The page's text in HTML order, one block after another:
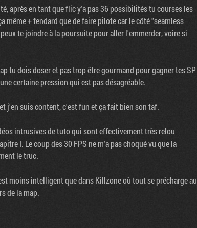
après en tant que flic y'a pas 36 possibilités tu courses les
+ fendard que de faire pilote car le côté "seamless
te joindre à la poursuite pour aller l'emmerder, voire si
tu dois doser et pas trop être gourmand pour gagner tes SP
certaine pression qui est pas désagréable.
j'en suis content, c'est fun et ça fait bien son taf.
intrusives de tuto qui sont effectivement très relou
I. Le coup des 30 FPS ne m'a pas choqué vu que la
le truc.
moins intelligent que dans Killzone où tout se précharge au
de la map.